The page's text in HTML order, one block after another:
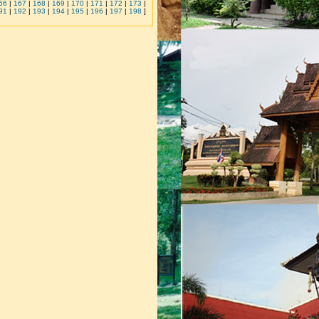
| 167 | 168 | 169 | 170| 171 | 172 | 173 |
| 192 | 193 | 194| 195| 196 | 197 | 198 ]